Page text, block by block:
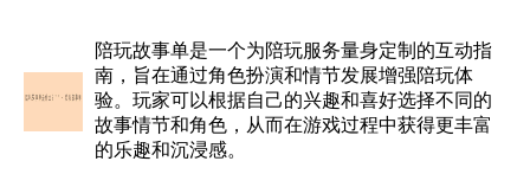
陪玩故事单是一个为陪玩服务量身定制的互动指
南，旨在通过角色扮演和情节发展增强陪玩体
验。玩家可以根据自己的兴趣和喜好选择不同的
故事情节和角色，从而在游戏过程中获得更丰富
的乐趣和沉浸感。